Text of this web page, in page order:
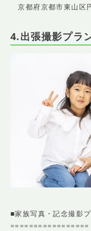
京都府京都市東山区
4.出張撮影プラ
■家族写真・記念撮影
=================